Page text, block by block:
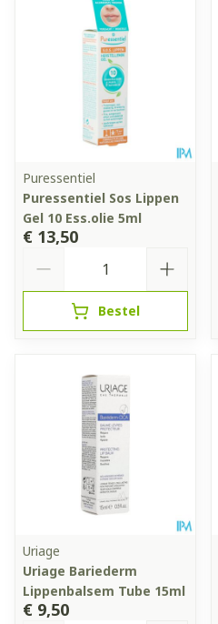
Puressentiel
Puressentiel Sos Lippen
Gel 10 Ess.olie 5ml
€ 13,50
Bestel
Uriage
Uriage Bariederm
Lippenbalsem Tube 15ml
€ 9,50